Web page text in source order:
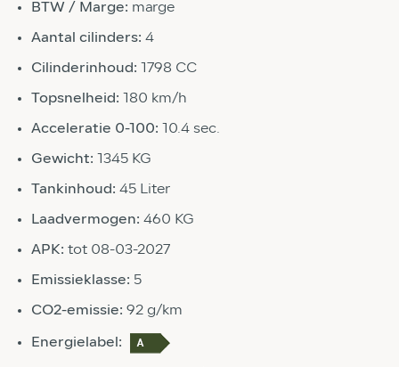
BTW / Marge: marge
Aantal cilinders: 4
Cilinderinhoud: 1798 CC
Topsnelheid: 180 km/h
Acceleratie 0-100: 10.4 sec.
Gewicht: 1345 KG
Tankinhoud: 45 Liter
Laadvermogen: 460 KG
APK: tot 08-03-2027
Emissieklasse: 5
CO2-emissie: 92 g/km
Energielabel: